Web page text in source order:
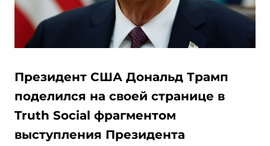
Президент США Дональд Трамп
поделился на своей странице в
Truth Social фрагментом
выступления Президента